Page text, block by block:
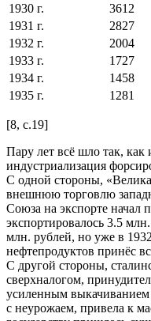
1930 г.
3612
1931 г.
2827
1932 г.
2004
1933 г.
1727
1934 г.
1458
1935 г.
1281
[8, с.19]
Пару лет всё шло так, как
индустриализация
С одной стороны,
внешнюю торговлю
Союза на экспорте начал
экспортировалось 3.5
млн. рублей, но уже в
нефтепродуктов принёс
С другой стороны,
сверхналогом,
усиленным выкачиванием
с неурожаем, привела к